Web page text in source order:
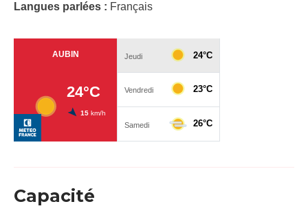
Langues parlées : Français
Capacité